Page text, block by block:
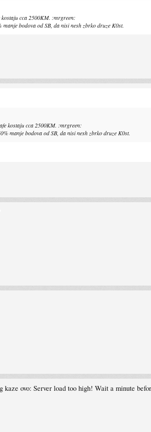
cca 2500KM. :mrgreen:
bodova od SB, da nisi nesh zbrko druze K0st.
kostaju cca 2500KM. :mrgreen:
manje bodova od SB, da nisi nesh zbrko druze K0st.
kaze ovo: Server load too high! Wait a minute